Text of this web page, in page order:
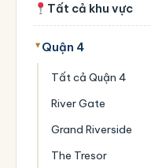
Tất cả khu vực
Quận 4
Tất cả Quận 4
River Gate
Grand Riverside
The Tresor